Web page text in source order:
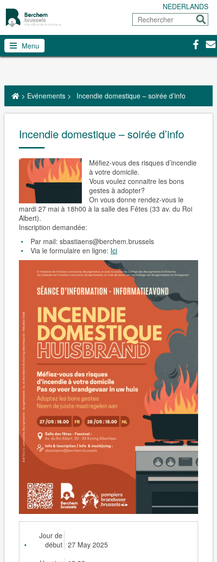
NEDERLANDS
Rechercher
Menu
> Evénements> Incendie domestique – soirée d’info
Incendie domestique – soirée d’info
Méfiez-vous des risques d’incendie
à votre domicile.
Vous voulez connaitre les bons
gestes à adopter?
On vous donne rendez-vous le
mardi 27 mai à 18h00 à la salle des Fêtes (33 av. du Roi
Albert).
Inscription demandée:
Par mail: sbastiaens@berchem.brussels
Via le formulaire en ligne: Ici
Jour de
début 27 May 2025